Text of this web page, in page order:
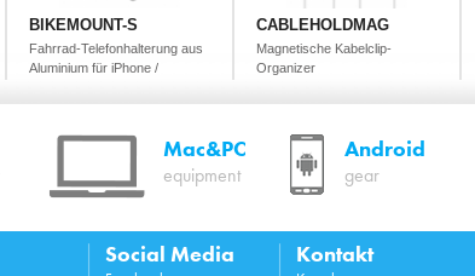
BIKEMOUNT-S
Fahrrad-Telefonhalterung aus
Aluminium für iPhone /
CABLEHOLDMAG
Magnetische Kabelclip-
Organizer
Mac&PC
equipment
Android
gear
Social Media Kontakt